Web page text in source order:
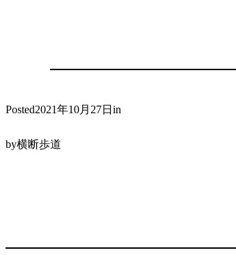
Posted2021年10月27日 in
by横断歩道